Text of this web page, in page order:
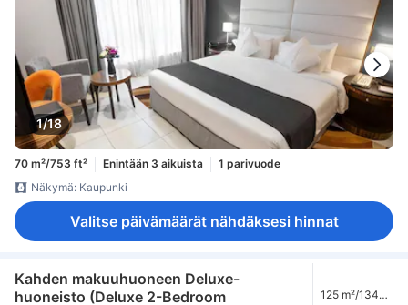
1/18
70 m²/753 ft² Enintään 3 aikuista
1 parivuode
Näkymä: Kaupunki
Valitse päivämäärät nähdäksesi hinnat
Kahden makuuhuoneen Deluxe-
huoneisto (Deluxe 2-Bedroom
125 m²/1345